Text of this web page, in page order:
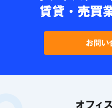
賃貸・売買
お問い
オフィ